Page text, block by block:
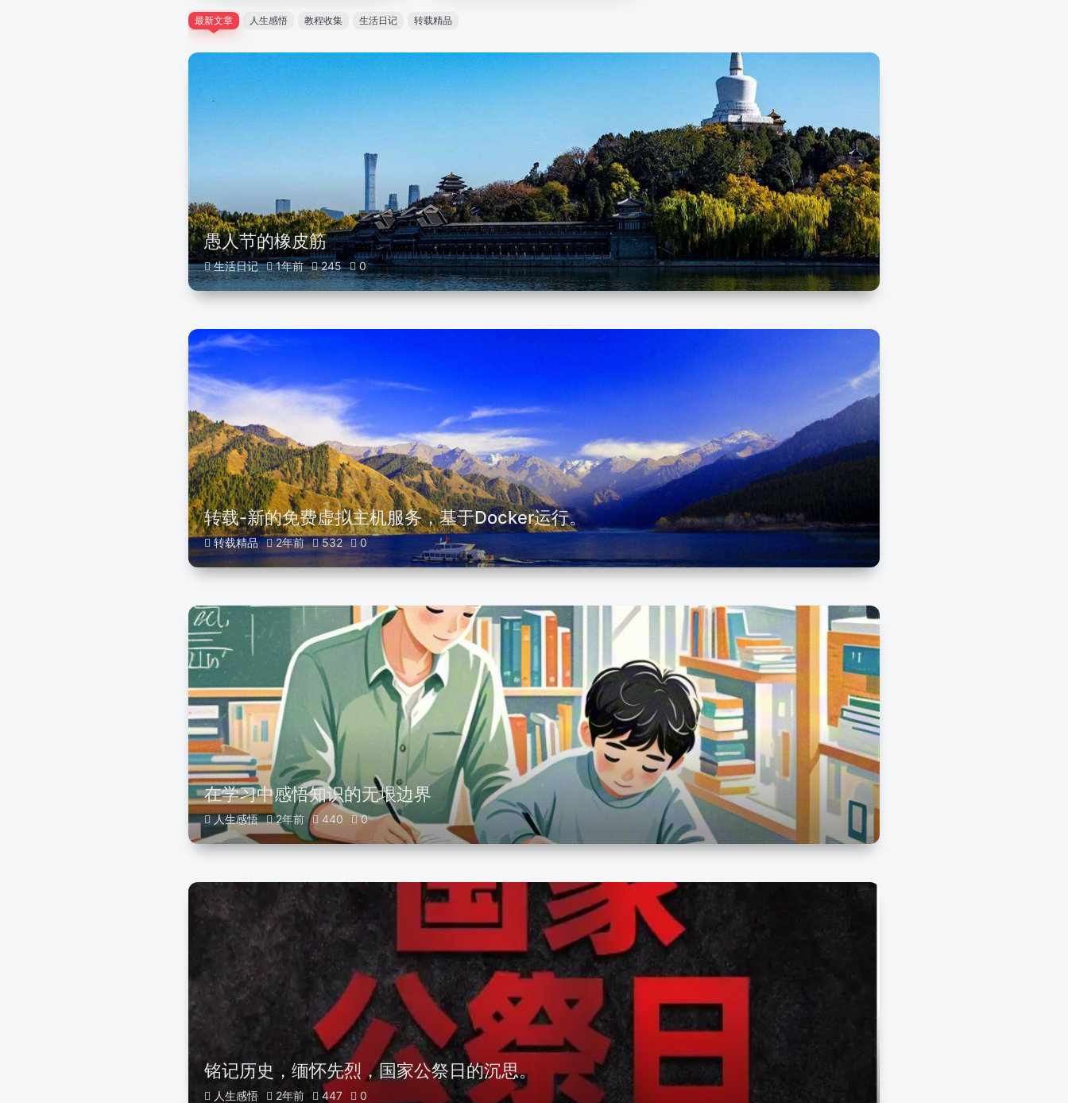
最新文章 人生感悟 教程收集 生活日记 转载精品
愚人节的橡皮筋
生活日记 1年前 245 0
转载-新的免费虚拟主机服务，基于Docker运行。
转载精品 2年前 532 0
在学习中感悟知识的无垠边界
人生感悟 2年前 440 0
铭记历史，缅怀先烈，国家公祭日的沉思。
人生感悟 2年前 447 0